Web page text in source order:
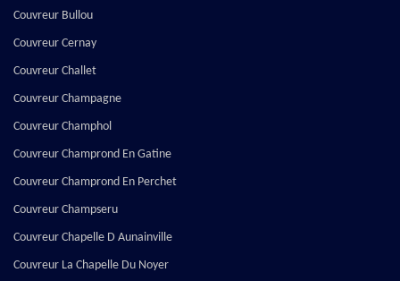
Couvreur Bullou
Couvreur Cernay
Couvreur Challet
Couvreur Champagne
Couvreur Champhol
Couvreur Champrond En Gatine
Couvreur Champrond En Perchet
Couvreur Champseru
Couvreur Chapelle D Aunainville
Couvreur La Chapelle Du Noyer